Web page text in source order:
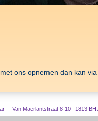
Van Maerlantstraat 8-10 1813
ons opnemen dan kan